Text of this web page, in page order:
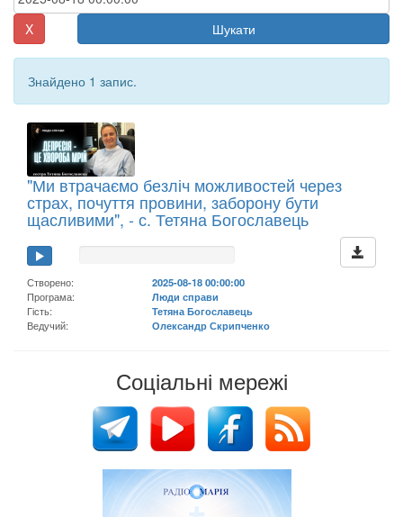
X Шукати
Знайдено 1 запис.
"Ми втрачаємо безліч можливостей через
страх, почуття провини, заборону бути
щасливими", - с. Тетяна Богославець
Створено:
2025-08-18 00:00:00
Програма:
Люди справи
Гість:
Тетяна Богославець
Ведучий:
Олександр Скрипченко
Соціальні мережі